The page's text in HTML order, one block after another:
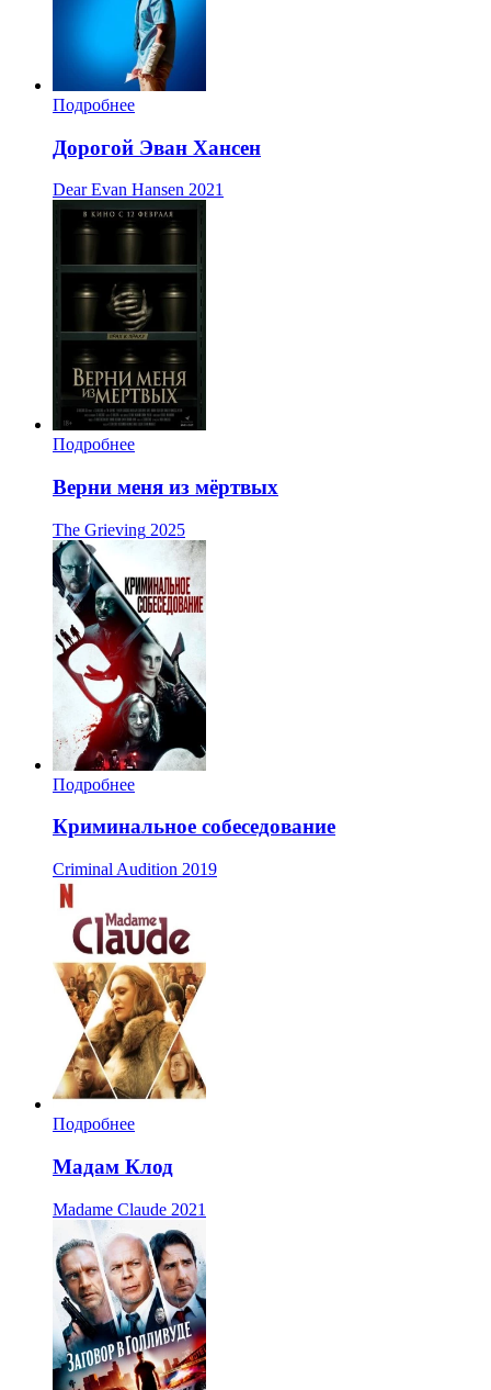
Подробнее
Дорогой Эван Хансен
Dear Evan Hansen 2021
Подробнее
Верни меня из мёртвых
The Grieving 2025
Подробнее
Криминальное собеседование
Criminal Audition 2019
Подробнее
Мадам Клод
Madame Claude 2021